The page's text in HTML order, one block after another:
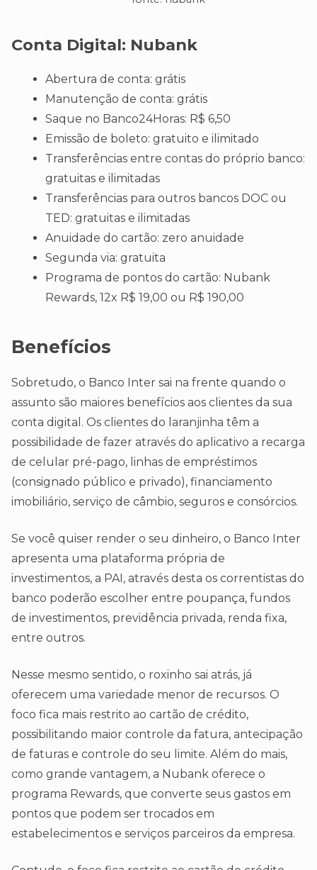
Conta Digital: Nubank
Abertura de conta: grátis
Manutenção de conta: grátis
Saque no Banco24Horas: R$ 6,50
Emissão de boleto: gratuito e ilimitado
Transferências entre contas do próprio banco:
gratuitas e ilimitadas
Transferências para outros bancos DOC ou
TED: gratuitas e ilimitadas
Anuidade do cartão: zero anuidade
Segunda via: gratuita
Programa de pontos do cartão: Nubank
Rewards, 12x R$ 19,00 ou R$ 190,00
Benefícios
Sobretudo, o Banco Inter sai na frente quando o
assunto são maiores benefícios aos clientes da sua
conta digital. Os clientes do laranjinha têm a
possibilidade de fazer através do aplicativo a recarga
de celular pré-pago, linhas de empréstimos
(consignado público e privado), financiamento
imobiliário, serviço de câmbio, seguros e consórcios.
Se você quiser render o seu dinheiro, o Banco Inter
apresenta uma plataforma própria de
investimentos, a PAI, através desta os correntistas do
banco poderão escolher entre poupança, fundos
de investimentos, previdência privada, renda fixa,
entre outros.
Nesse mesmo sentido, o roxinho sai atrás, já
oferecem uma variedade menor de recursos. O
foco fica mais restrito ao cartão de crédito,
possibilitando maior controle da fatura, antecipação
de faturas e controle do seu limite. Além do mais,
como grande vantagem, a Nubank oferece o
programa Rewards, que converte seus gastos em
pontos que podem ser trocados em
estabelecimentos e serviços parceiros da empresa.